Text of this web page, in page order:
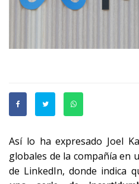
Así lo ha expresado Joel
globales de la compañía en
de LinkedIn, donde indica